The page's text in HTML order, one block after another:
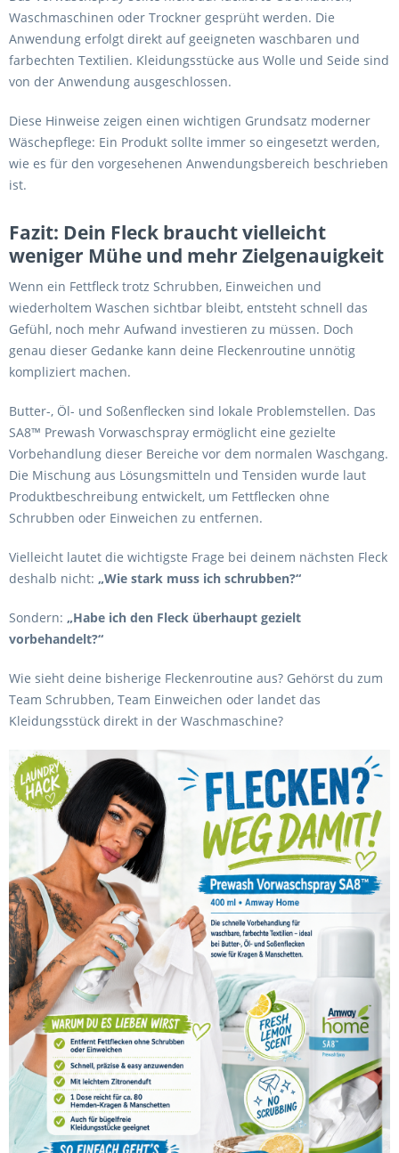
Waschmaschinen oder Trockner gesprüht werden. Die
Anwendung erfolgt direkt auf geeigneten waschbaren und
farbechten Textilien. Kleidungsstücke aus Wolle und Seide sind
von der Anwendung ausgeschlossen.
Diese Hinweise zeigen einen wichtigen Grundsatz moderner
Wäschepflege: Ein Produkt sollte immer so eingesetzt werden,
wie es für den vorgesehenen Anwendungsbereich beschrieben
ist.
Fazit: Dein Fleck braucht vielleicht
weniger Mühe und mehr Zielgenauigkeit
Wenn ein Fettfleck trotz Schrubben, Einweichen und
wiederholtem Waschen sichtbar bleibt, entsteht schnell das
Gefühl, noch mehr Aufwand investieren zu müssen. Doch
genau dieser Gedanke kann deine Fleckenroutine unnötig
kompliziert machen.
Butter-, Öl- und Soßenflecken sind lokale Problemstellen. Das
SA8™ Prewash Vorwaschspray ermöglicht eine gezielte
Vorbehandlung dieser Bereiche vor dem normalen Waschgang.
Die Mischung aus Lösungsmitteln und Tensiden wurde laut
Produktbeschreibung entwickelt, um Fettflecken ohne
Schrubben oder Einweichen zu entfernen.
Vielleicht lautet die wichtigste Frage bei deinem nächsten Fleck
deshalb nicht: „Wie stark muss ich schrubben?“
Sondern: „Habe ich den Fleck überhaupt gezielt
vorbehandelt?“
Wie sieht deine bisherige Fleckenroutine aus? Gehörst du zum
Team Schrubben, Team Einweichen oder landet das
Kleidungsstück direkt in der Waschmaschine?